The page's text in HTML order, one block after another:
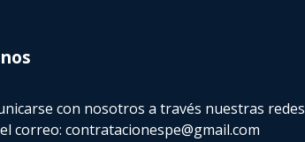
con nosotros a través nuestras redes
correo:contratacionespe@gmail.com